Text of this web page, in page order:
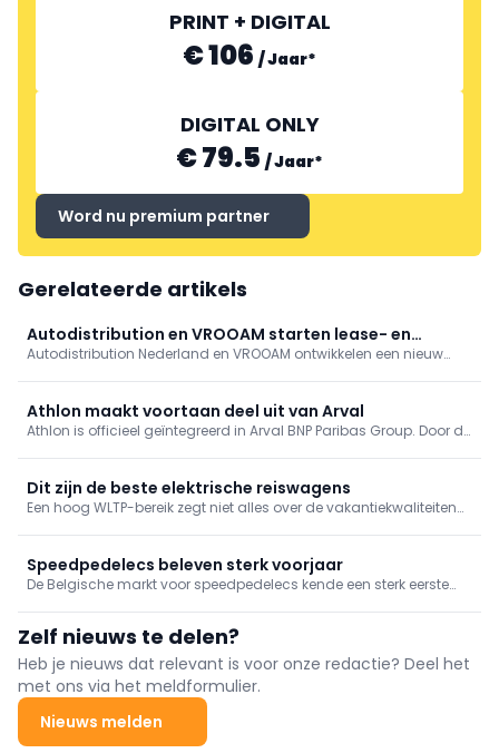
PRINT + DIGITAL
€ 106 /Jaar*
DIGITAL ONLY
€ 79.5 /Jaar*
Word nu premium partner
Gerelateerde artikels
Autodistribution en VROOAM starten lease- en
fleetlabel
Autodistribution Nederland en VROOAM ontwikkelen een nieuw
lease & fleet de leiding over de uitrol.
Athlon maakt voortaan deel uit van Arval
Athlon is officieel geïntegreerd in Arval BNP Paribas Group. Door de
voor klanten ongewijzigd blijven.
Dit zijn de beste elektrische reiswagens
Een hoog WLTP-bereik zegt niet alles over de vakantiekwaliteiten
combineert tot een veel realistischer vergelijkingscriterium.
Speedpedelecs beleven sterk voorjaar
De Belgische markt voor speedpedelecs kende een sterk eerste
leveringen aan defensie zorgden voor de opstoot.
Zelf nieuws te delen?
Heb je nieuws dat relevant is voor onze redactie? Deel het
met ons via het meldformulier.
Nieuws melden